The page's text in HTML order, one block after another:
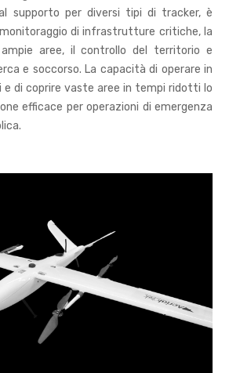
supporto per diversi tipi di tracker, è
di infrastrutture critiche, la
aree, il controllo del territorio e
e soccorso. La capacità di operare in
e di coprire vaste aree in tempi ridotti lo
efficace per operazioni di emergenza